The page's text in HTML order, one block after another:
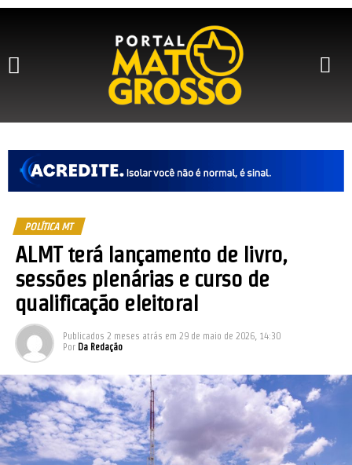
Previous
Next
POLÍTICA MT
ALMT terá lançamento de livro,
sessões plenárias e curso de
qualificação eleitoral
Publicados 2 meses atrás em 29 de maio de 2026, 14:30
Por Da Redação